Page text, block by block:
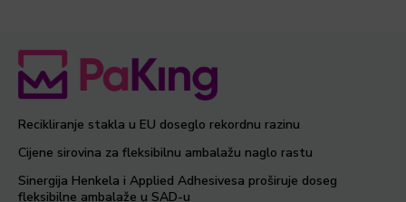
Recikliranje stakla u EU doseglo rekordnu razinu
Cijene sirovina za fleksibilnu ambalažu naglo rastu
Sinergija Henkela i Applied Adhesivesa proširuje doseg
fleksibilne ambalaže u SAD-u